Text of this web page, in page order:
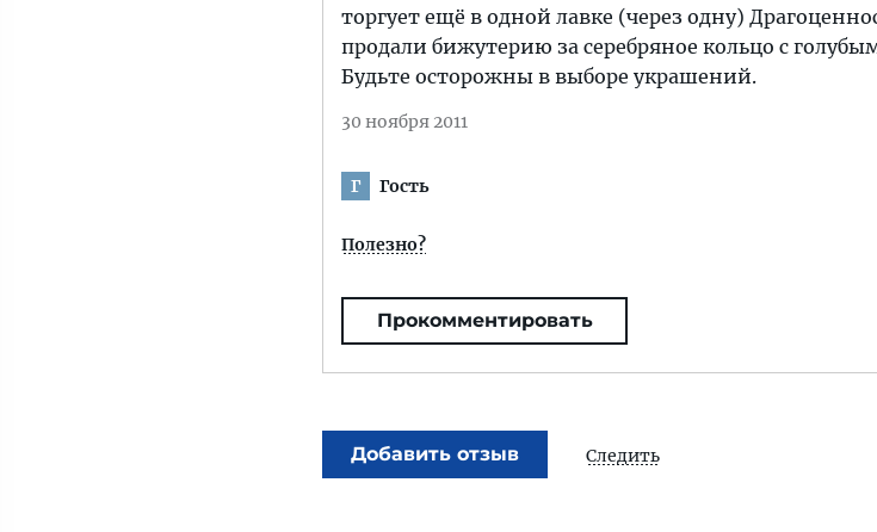
торгует ещё в одной лавке (через одну)
продали бижутерию за серебряное кольцо с
Будьте осторожны в выборе украшений.
30 ноября 2011
Г Гость
Полезно?
Прокомментировать
Добавить отзыв Следить